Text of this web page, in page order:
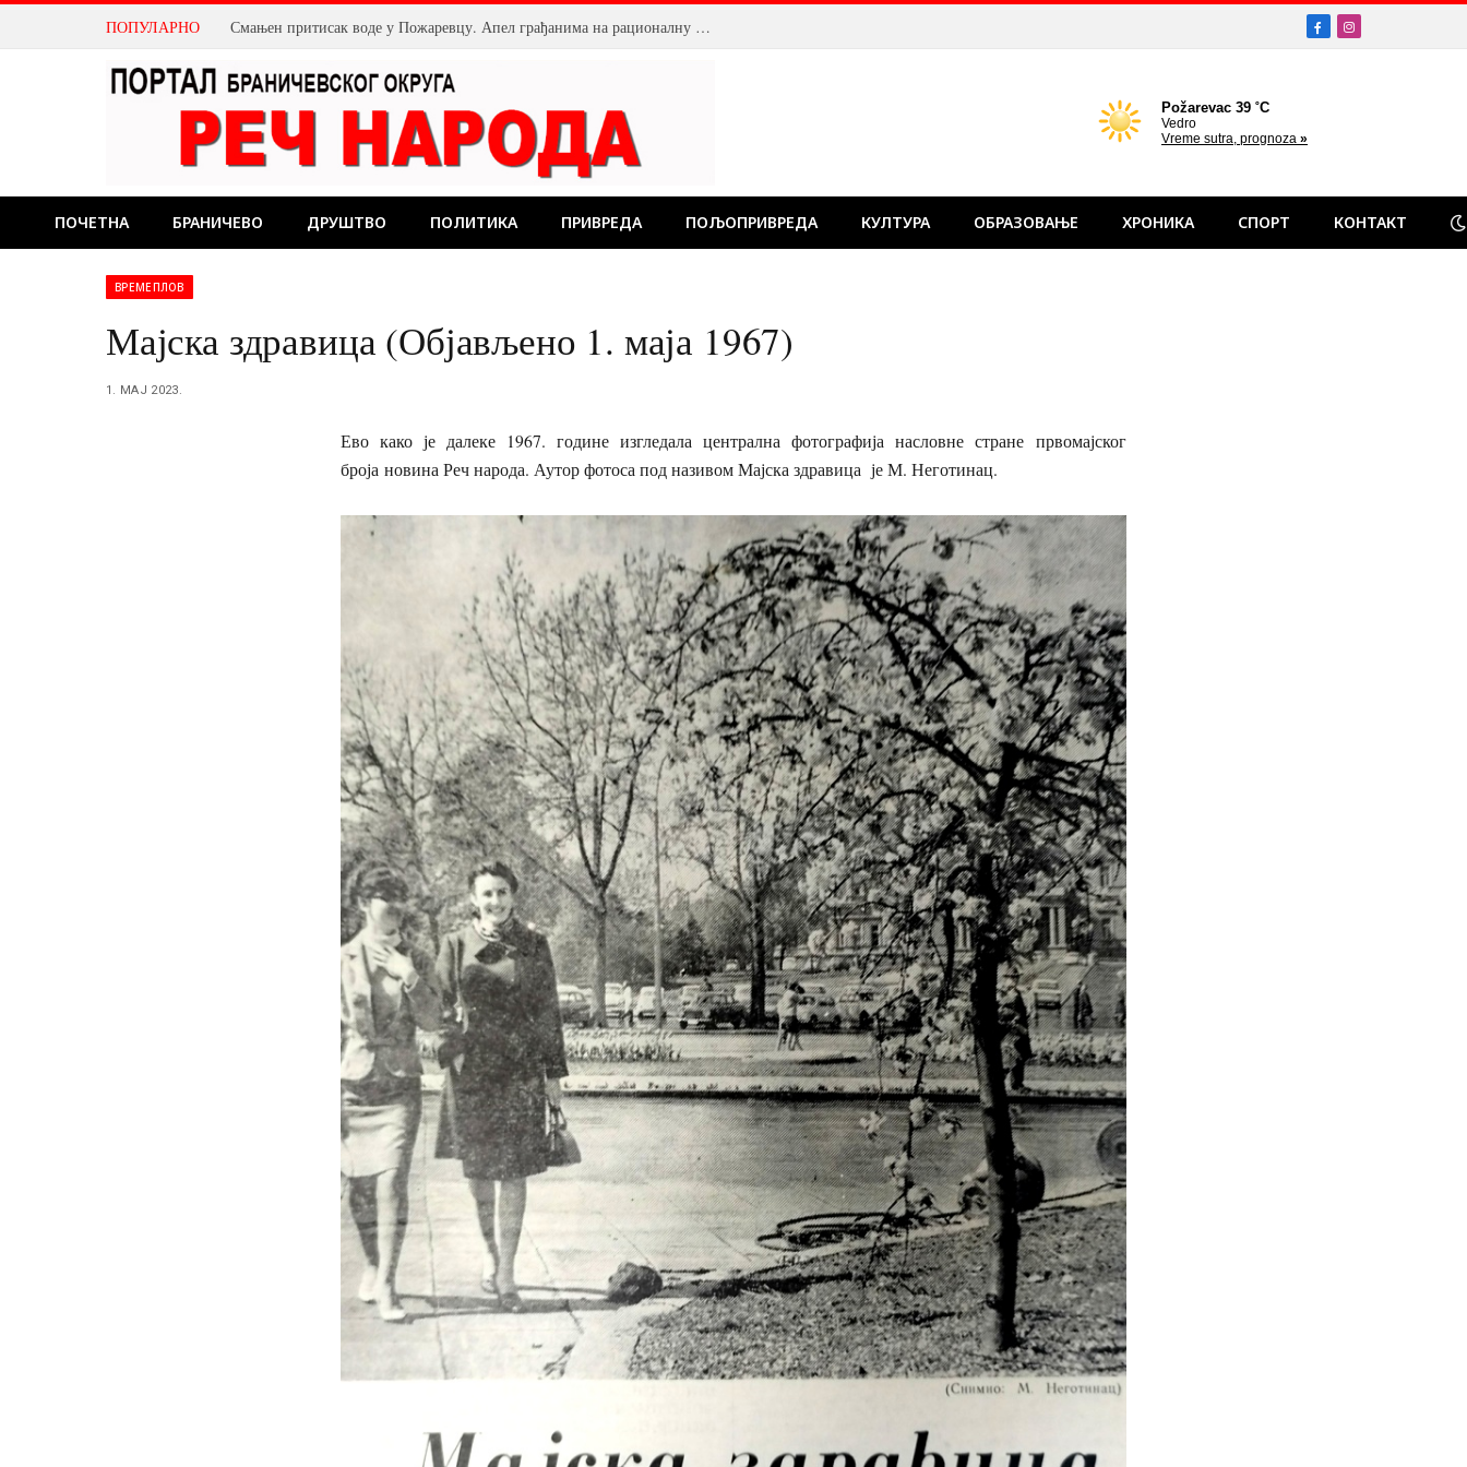
ПОПУЛАРНО Смањен притисак воде у Пожаревцу. Апел грађанима на рационалну потрошњу FacebookInstagram
ПОЧЕТНА БРАНИЧЕВО ДРУШТВО ПОЛИТИКА ПРИВРЕДА ПОЉОПРИВРЕДА КУЛТУРА ОБРАЗОВАЊЕ ХРОНИКА СПОРТ КОНТАКТ
ВРЕМЕПЛОВ
Мајска здравица (Објављено 1. маја 1967)
1. МАЈ 2023.
Ево како је далеке 1967. године изгледала централна фотографија насловне стране првомајског
броја новина Реч народа. Аутор фотоса под називом Мајска здравица је М. Неготинац.